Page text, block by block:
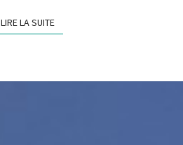
LIRE LA SUITELIRE LA SUITE